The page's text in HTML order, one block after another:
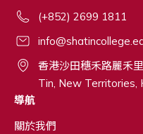
(+852) 2699 1811
香港沙田穗禾路麗禾
Tin, New Territories,
導航
關於我們